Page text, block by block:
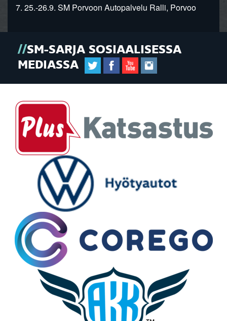
7. 25.-26.9. SM Porvoon Autopalvelu Ralli, Porvoo
SM-SARJA SOSIAALISESSA
MEDIASSA